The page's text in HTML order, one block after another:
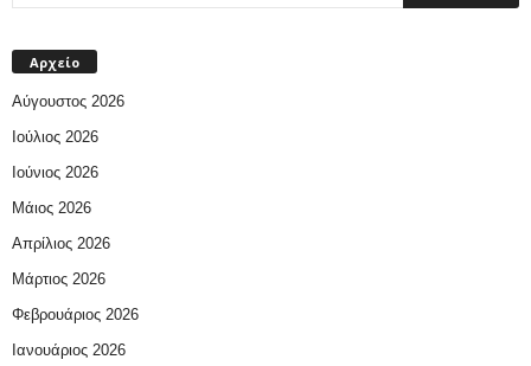
Αρχείο
Αύγουστος 2026
Ιούλιος 2026
Ιούνιος 2026
Μάιος 2026
Απρίλιος 2026
Μάρτιος 2026
Φεβρουάριος 2026
Ιανουάριος 2026